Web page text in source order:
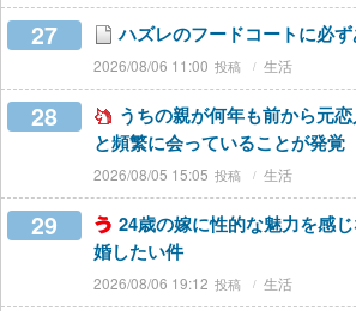
27 ハズレのフードコートに必
2026/08/06 11:00 生活
28
うちの親が何年も前から元
と頻繁に会っていることが発覚
2026/08/05 15:05 生活
29
24歳の嫁に性的な魅力を感
婚したい件
2026/08/06 19:12 生活